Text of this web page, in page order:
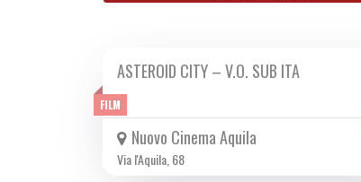
FILM
DA GIO 28/09 A MER 18/10 2023
ASTEROID CITY – V.O. SUB ITA
Nuovo Cinema Aquila
Via l'Aquila, 68